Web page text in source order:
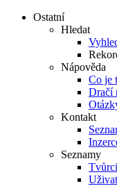
Ostatní
Hledat
Nápověda
Co je
Dračí
Kontakt
Seznamy